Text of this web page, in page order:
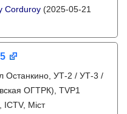
Corduroy (2025-05-21
Останкино, УТ-2 / УТ-3 /
ОГТРК), TVP1
Міст